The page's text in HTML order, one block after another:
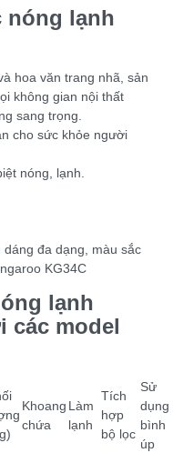
nóng lạnh
hoa văn trang nhã, sản
không gian nội thất
sang trọng.
cho sức khỏe người
nóng, lạnh.
đa dạng, màu sắc
lạnh
các model
Khoang
chứa
Làm
lạnh
Tích
hợp
bộ lọc
Sử
dụng
bình
úp